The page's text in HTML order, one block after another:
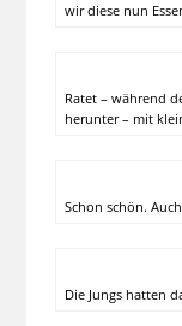
wir diese nun
Ratet – während
herunter – mit
Schon schön.
Die Jungs hatten